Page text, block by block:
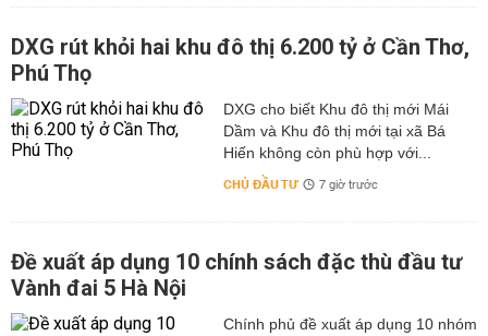
DXG rút khỏi hai khu đô thị 6.200 tỷ ở Cần Thơ,
Phú Thọ
DXG cho biết Khu đô thị mới Mái
Dầm và Khu đô thị mới tại xã Bá
Hiến không còn phù hợp với...
CHỦ ĐẦU TƯ 7 giờ trước
Đề xuất áp dụng 10 chính sách đặc thù đầu tư
Vành đai 5 Hà Nội
Chính phủ đề xuất áp dụng 10 nhóm